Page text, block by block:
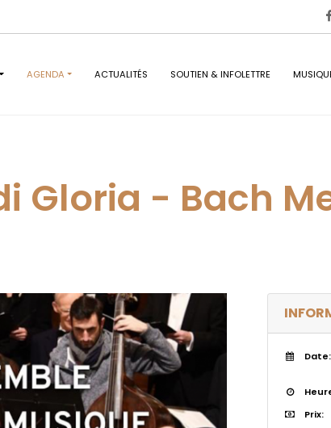
AGENDA ACTUALITÉS SOUTIEN & INFOLETTRE
Gloria - Bach
Date:
Prix: